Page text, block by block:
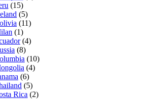
(15)
(5)
(11)
(1)
(4)
(8)
(10)
(4)
(6)
(5)
Rica (2)